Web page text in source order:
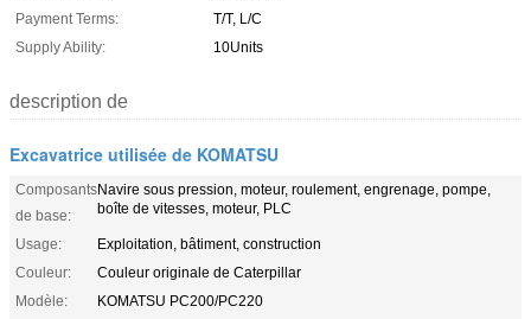
Payment Terms:
T/T, L/C
Supply Ability:
10Units
description de
Excavatrice utilisée de KOMATSU
Composants
de base:
Navire sous pression, moteur, roulement, engrenage, pompe,
boîte de vitesses, moteur, PLC
Usage:
Exploitation, bâtiment, construction
Couleur:
Couleur originale de Caterpillar
Modèle:
KOMATSU PC200/PC220